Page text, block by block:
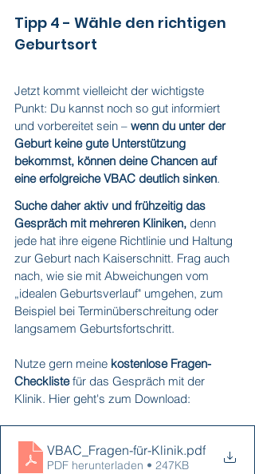
Tipp 4 - Wähle den richtigen
Geburtsort
Jetzt kommt vielleicht der wichtigste
Punkt: Du kannst noch so gut informiert
und vorbereitet sein – wenn du unter der
Geburt keine gute Unterstützung
bekommst, können deine Chancen auf
eine erfolgreiche VBAC deutlich sinken.
Suche daher aktiv und frühzeitig das
Gespräch mit mehreren Kliniken, denn
jede hat ihre eigene Richtlinie und Haltung
zur Geburt nach Kaiserschnitt. Frag auch
nach, wie sie mit Abweichungen vom
„idealen Geburtsverlauf" umgehen, zum
Beispiel bei Terminüberschreitung oder
langsamem Geburtsfortschritt.
Nutze gern meine kostenlose Fragen-
Checkliste für das Gespräch mit der
Klinik. Hier geht's zum Download:
VBAC_Fragen-für-Klinik.pdf
PDF herunterladen • 247KB